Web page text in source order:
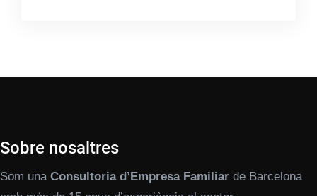
Sobre nosaltres
Som una Consultoria d’Empresa Familiar de Barcelona